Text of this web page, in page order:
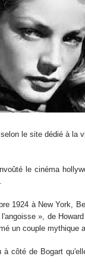
le site dédié à la
le cinéma
1924 à New York,
», de
un couple mythique
à côté de Bogart